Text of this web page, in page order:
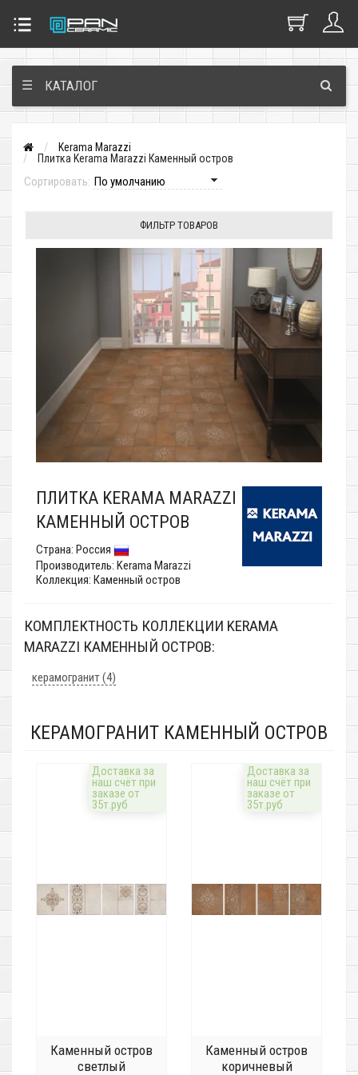
☰ КАТАЛОГ
Kerama Marazzi
Плитка Kerama Marazzi Каменный остров
Сортировать:
ФИЛЬТР ТОВАРОВ
ПЛИТКА KERAMA MARAZZI
КАМЕННЫЙ ОСТРОВ
Страна: Россия
Производитель: Kerama Marazzi
Коллекция: Каменный остров
КОМПЛЕКТНОСТЬ КОЛЛЕКЦИИ KERAMA
MARAZZI КАМЕННЫЙ ОСТРОВ:
керамогранит (4)
КЕРАМОГРАНИТ КАМЕННЫЙ ОСТРОВ
Доставка за
наш счёт при
заказе от
35т.руб
Каменный остров
светлый
Доставка за
наш счёт при
заказе от
35т.руб
Каменный остров
коричневый